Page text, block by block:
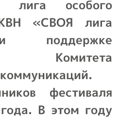
лига особого
«СВОЯ лига
поддержке
Комитета
фестиваля
В этом году